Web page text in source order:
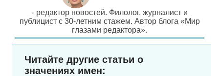
- редактор новостей. Филолог, журналист и
публицист с 30-летним стажем. Автор блога «Мир
глазами редактора».
Читайте другие статьи о
значениях имен: